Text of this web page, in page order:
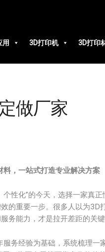
用
3D打印机 3D打印
做厂家
料，一站式打造专业解决方案
性化”的今天，选择一家真
的重要一步。很多人以为3D
务能力，才是拉开差距的关键
务经验为基础，系统梳理